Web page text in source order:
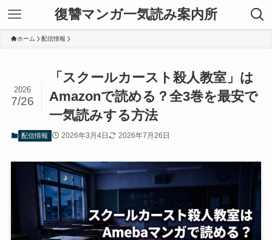
復讐マンガ一気読み案内所
ホーム 配信情報
「スクールカースト殺人教室」は
Amazonで読める？全3巻を最安で
一気読みする方法
2026
7/26
配信情報 2026年3月4日 2026年7月26日